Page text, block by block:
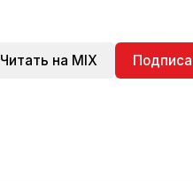
Читать на MIX